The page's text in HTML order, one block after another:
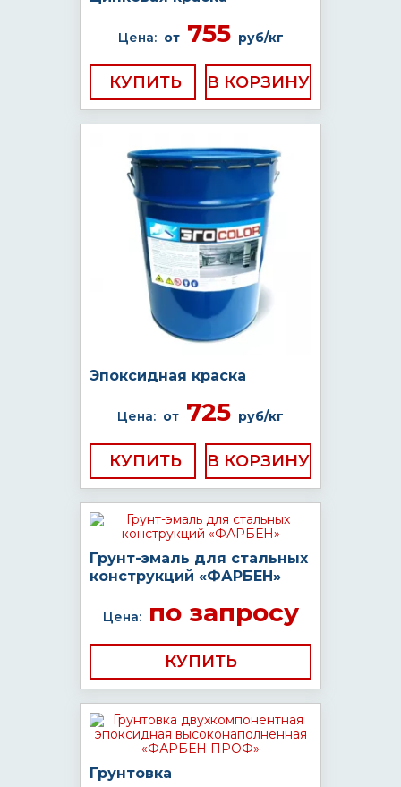
Цена: от755 руб/кг
КУПИТЬ
Эпоксидная краска
Цена: от 725 руб/кг
КУПИТЬ
Грунт-эмаль для стальных
конструкций «ФАРБЕН»
Цена:по запросу
КУПИТЬ
Грунтовка